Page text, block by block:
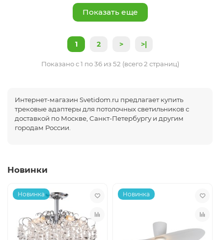
Показать еще
1 2 > >|
Показано с 1 по 36 из 52 (всего 2 страниц)
Интернет-магазин Svetidom.ru предлагает купить
трековые адаптеры для потолочных светильников с
доставкой по Москве, Санкт-Петербургу и другим
городам России.
Новинки
Новинка Новинка